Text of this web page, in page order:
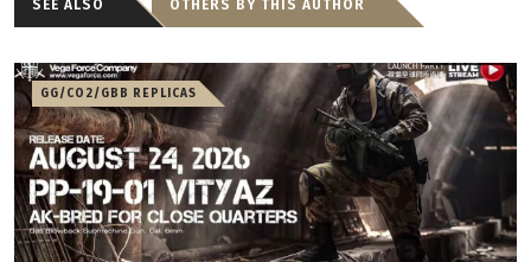
SEE ALSO OTHERS BY THIS AUTHOR
GG/CO2/GBB REPLICAS